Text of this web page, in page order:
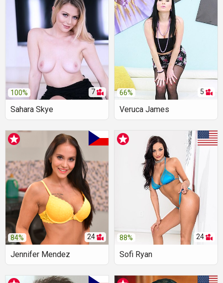
7
100%
Sahara Skye
5
66%
Veruca James
24
84%
Jennifer Mendez
24
88%
Sofi Ryan